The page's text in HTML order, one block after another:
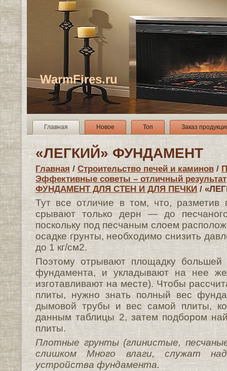
WarmFires.ru
Главная Новое Топ Заказ
«ЛЕГКИЙ» ФУНДАМЕНТ
Главная / Строительство печей и каминов /
Эффективные советы – отличный результат
ФУНДАМЕНТ ДЛЯ СТЕН И ДЛЯ ПЕЧКИ /
Тут все отличие в том, что, разметив
срывают только дерн — до
поскольку под песчаным слоем
осадке грунты, необходимо снизить
до 1 кг/см2.
Поэтому отрывают площадку
фундамента, и укладывают на нее
изготавливают на месте). Чтобы
плиты, нужно знать полный вес
дымовой трубы и вес самой плиты,
данным таблицы 2, затем подбором
плиты.
Плотные грунты (глинистые,
слишком Много влаги, служат
устройства фундамента.